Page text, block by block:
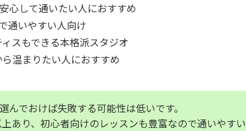
心して通いたい人におすすめ
通いやすい人向け
スもできる本格派スタジオ
温まりたい人におすすめ
んでおけば失敗する可能性は低いです。
あり、初心者向けのレッスンも豊富なので通いやすい